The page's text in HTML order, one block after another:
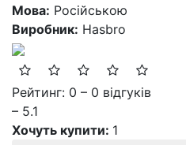
Мова: Російською
Виробник: Hasbro
Рейтинг: 0 – 0 відгуків
– 5.1
Хочуть купити: 1